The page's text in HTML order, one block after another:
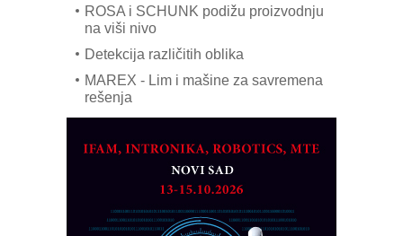
ROSA i SCHUNK podižu proizvodnju
na viši nivo
Detekcija različitih oblika
MAREX - Lim i mašine za savremena
rešenja
partner
CTO - Prilagodite svoju toplinsku
Razvoj asortimanskog pravca MINI-
PLC AKYTEC